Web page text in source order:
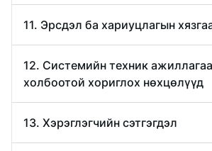
11. Эрсдэл ба хариуцлагын
12. Системийн техник
холбоотой хориглох нөхцөлүүд
13. Хэрэглэгчийн сэтгэгдэл